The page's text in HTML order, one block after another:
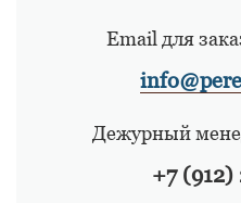
Email для
Дежурный
+7 (912)